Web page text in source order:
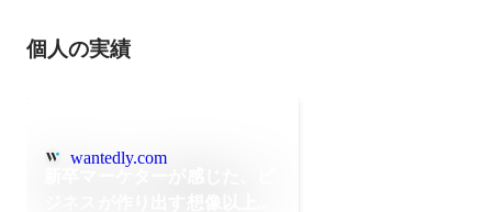
個人の実績
wantedly.com